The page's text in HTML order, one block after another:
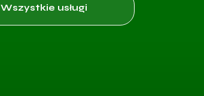
Wszystkie usługi